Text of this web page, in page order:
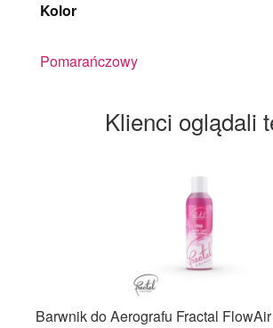
Kolor
Pomarańczowy
Klienci oglądali
Barwnik do Aerografu Fractal